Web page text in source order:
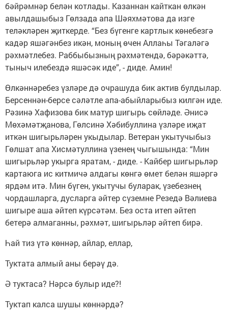
бәйрәмнәр белән котлады. Казаннан кайткан өлкән
авылдашыбыз Гөлзада апа Шәяхмәтова да изге
теләкләрен җиткерде. “Без бүгенге картлык көнебезгә
кадәр яшәгәнбез икән, моның өчен Аллаһы Тәгаләгә
рәхмәтлебез. Раббыбызның рәхмәтендә, бәрәкәттә,
тыныч илебездә яшәсәк иде”, - диде. Амин!
Өлкәннәребез үзләре дә очрашуда бик актив булдылар.
Берсеннән-берсе сәләтле апа-абыйларыбыз килгән иде.
Рәзинә Хафизова бик матур шигырь сөйләде. Әнисә
Мөхәмәтҗанова, Гөлсинә Хәбибуллина үзләре иҗат
иткән шигырьләрен укыдылар. Ветеран укытучыбыз
Гөлшат апа Хисмәтуллина үзенең чыгышында: “Мин
шигырьләр укырга яратам, - диде. - Кайбер шигырьләр
картаюга ис китмичә алдагы көнгә өмет белән яшәргә
ярдәм итә. Мин бүген, укытучы буларак, үзебезнең
чордашларга, дусларга әйтер сүземне Резедә Вәлиева
шигыре аша әйтеп күрсәтәм. Без оста итеп әйтеп
бетерә алмаганны, рәхмәт, шигырьләр әйтеп бирә.
Һай тиз үтә көннәр, айлар, еллар,
Туктата алмый аны берәү дә.
Ә туктаса? Нәрсә булыр иде?!
Туктап калса шушы көннәрдә?